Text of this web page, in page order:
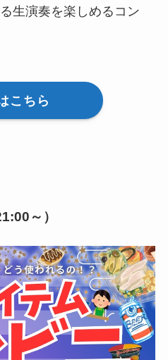
生演奏を楽しめるコン
こちら
～）